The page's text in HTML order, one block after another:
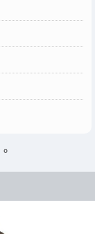
。